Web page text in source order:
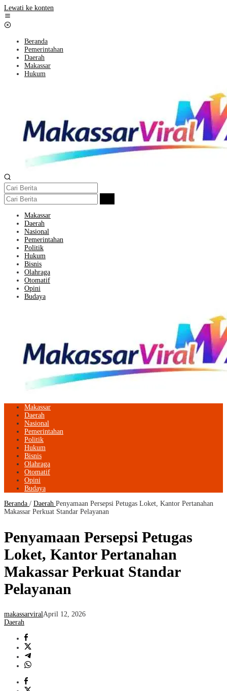
Lewati ke konten
Beranda
Pemerintahan
Daerah
Makassar
Hukum
Makassar
Daerah
Nasional
Pemerintahan
Politik
Hukum
Bisnis
Olahraga
Otomatif
Opini
Budaya
Makassar
Daerah
Nasional
Pemerintahan
Politik
Hukum
Bisnis
Olahraga
Otomatif
Opini
Budaya
Beranda / Daerah Penyamaan Persepsi Petugas Loket, Kantor Pertanahan
Makassar Perkuat Standar Pelayanan
Penyamaan Persepsi Petugas
Loket, Kantor Pertanahan
Makassar Perkuat Standar
Pelayanan
makassarviralApril 12, 2026
Daerah